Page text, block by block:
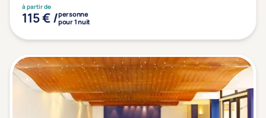
à partir de
115 € /personne
pour 1 nuit